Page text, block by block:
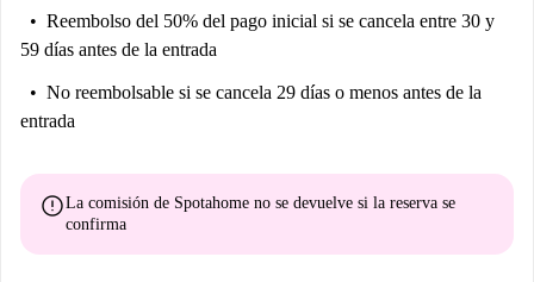
Reembolso del 50% del pago inicial si se cancela entre 30 y
59 días antes de la entrada
No reembolsable si se cancela 29 días o menos antes de la
entrada
errorLa comisión de Spotahome no se devuelve si la reserva se
confirma